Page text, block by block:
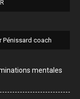
Pénissard coach
mentales